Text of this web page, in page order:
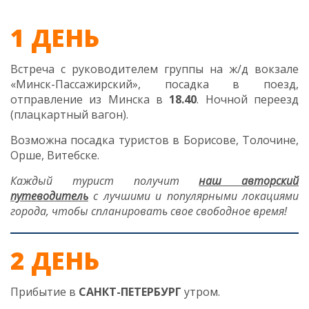
1 ДЕНЬ
Встреча с руководителем группы на ж/д вокзале
«Минск-Пассажирский», посадка в поезд,
отправление из Минска в 18.40. Ночной переезд
(плацкартный вагон).
Возможна посадка туристов в Борисове, Толочине,
Орше, Витебске.
Каждый турист получитнаш авторский
путеводитель с лучшими и популярными локациями
города, чтобы спланировать свое свободное время!
2 ДЕНЬ
Прибытие в САНКТ-ПЕТЕРБУРГ утром.